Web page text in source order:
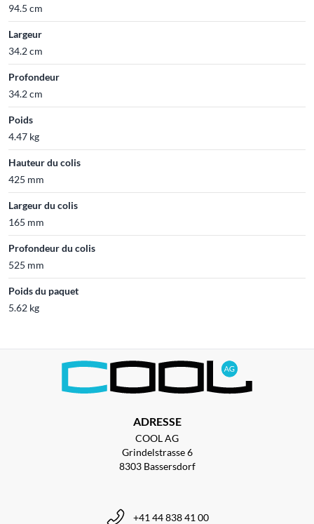
94.5 cm
Largeur
34.2 cm
Profondeur
34.2 cm
Poids
4.47 kg
Hauteur du colis
425 mm
Largeur du colis
165 mm
Profondeur du colis
525 mm
Poids du paquet
5.62 kg
ADRESSE
COOL AG
Grindelstrasse 6
8303 Bassersdorf
+41 44 838 41 00